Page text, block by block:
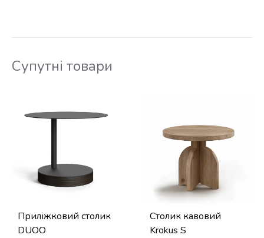
Супутні товари
Приліжковий столик
DUOO
Столик кавовий
Krokus S